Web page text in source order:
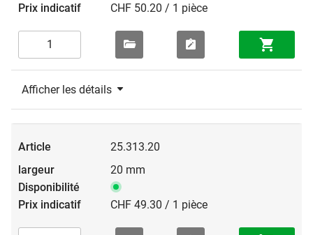
CHF 50.20 / 1 pièce
Afficher les détails
25.313.20
20 mm
CHF 49.30 / 1 pièce